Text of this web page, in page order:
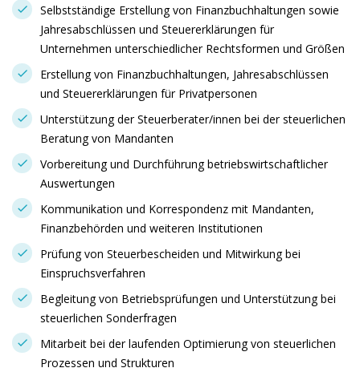
Selbstständige Erstellung von Finanzbuchhaltungen sowie
Jahresabschlüssen und Steuererklärungen für
Unternehmen unterschiedlicher Rechtsformen und Größen
Erstellung von Finanzbuchhaltungen, Jahresabschlüssen
und Steuererklärungen für Privatpersonen
Unterstützung der Steuerberater/innen bei der steuerlichen
Beratung von Mandanten
Vorbereitung und Durchführung betriebswirtschaftlicher
Auswertungen
Kommunikation und Korrespondenz mit Mandanten,
Finanzbehörden und weiteren Institutionen
Prüfung von Steuerbescheiden und Mitwirkung bei
Einspruchsverfahren
Begleitung von Betriebsprüfungen und Unterstützung bei
steuerlichen Sonderfragen
Mitarbeit bei der laufenden Optimierung von steuerlichen
Prozessen und Strukturen